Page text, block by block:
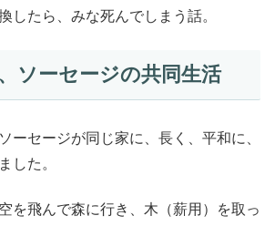
したら、みな死んでしまう話。
ソーセージの共同生活
ーセージが同じ家に、長く、平和に、
した。
を飛んで森に行き、木（薪用）を取っ